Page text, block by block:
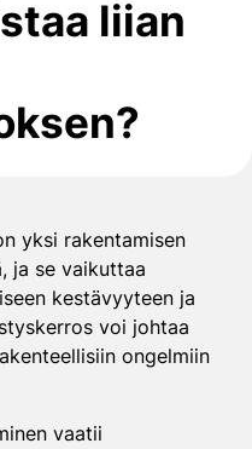
liian
yksi rakentamisen
ja se vaikuttaa
kestävyyteen ja
voi johtaa
ongelmiin
vaatii